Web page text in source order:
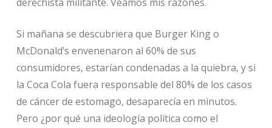
derechista militante. Veamos mis razones.
Si mañana se descubriera que Burger King o
McDonald’s envenenaron al 60% de sus
consumidores, estarían condenadas a la quiebra, y si
la Coca Cola fuera responsable del 80% de los casos
de cáncer de estomago, desaparecía en minutos.
Pero ¿por qué una ideología política como el